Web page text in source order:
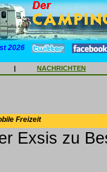
2026
| NACHRICHTEN
Freizeit
Exsis zu